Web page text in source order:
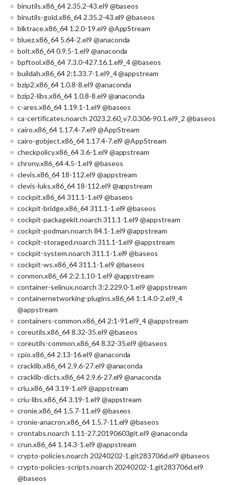
binutils.x86_64 2.35.2-43.el9 @baseos
binutils-gold.x86_64 2.35.2-43.el9 @baseos
blktrace.x86_64 1.2.0-19.el9 @AppStream
bluez.x86_64 5.64-2.el9 @anaconda
bolt.x86_64 0.9.5-1.el9 @anaconda
bpftool.x86_64 7.3.0-427.16.1.el9_4 @baseos
buildah.x86_64 2:1.33.7-1.el9_4 @appstream
bzip2.x86_64 1.0.8-8.el9 @anaconda
bzip2-libs.x86_64 1.0.8-8.el9 @anaconda
c-ares.x86_64 1.19.1-1.el9 @baseos
ca-certificates.noarch 2023.2.60_v7.0.306-90.1.el9_2 @baseos
cairo.x86_64 1.17.4-7.el9 @AppStream
cairo-gobject.x86_64 1.17.4-7.el9 @AppStream
checkpolicy.x86_64 3.6-1.el9 @appstream
chrony.x86_64 4.5-1.el9 @baseos
clevis.x86_64 18-112.el9 @appstream
clevis-luks.x86_64 18-112.el9 @appstream
cockpit.x86_64 311.1-1.el9 @baseos
cockpit-bridge.x86_64 311.1-1.el9 @baseos
cockpit-packagekit.noarch 311.1-1.el9 @appstream
cockpit-podman.noarch 84.1-1.el9 @appstream
cockpit-storaged.noarch 311.1-1.el9 @appstream
cockpit-system.noarch 311.1-1.el9 @baseos
cockpit-ws.x86_64 311.1-1.el9 @baseos
conmon.x86_64 2:2.1.10-1.el9 @appstream
container-selinux.noarch 3:2.229.0-1.el9 @appstream
containernetworking-plugins.x86_64 1:1.4.0-2.el9_4
@appstream
containers-common.x86_64 2:1-91.el9_4 @appstream
coreutils.x86_64 8.32-35.el9 @baseos
coreutils-common.x86_64 8.32-35.el9 @baseos
cpio.x86_64 2.13-16.el9 @anaconda
cracklib.x86_64 2.9.6-27.el9 @anaconda
cracklib-dicts.x86_64 2.9.6-27.el9 @anaconda
criu.x86_64 3.19-1.el9 @appstream
criu-libs.x86_64 3.19-1.el9 @appstream
cronie.x86_64 1.5.7-11.el9 @baseos
cronie-anacron.x86_64 1.5.7-11.el9 @baseos
crontabs.noarch 1.11-27.20190603git.el9 @anaconda
crun.x86_64 1.14.3-1.el9 @appstream
crypto-policies.noarch 20240202-1.git283706d.el9 @baseos
crypto-policies-scripts.noarch 20240202-1.git283706d.el9
@baseos